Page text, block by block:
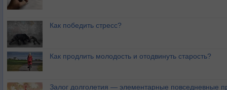
Как победить стресс?
Как продлить молодость и отодвинуть старость?
Залог долголетия — элементарные повседневные